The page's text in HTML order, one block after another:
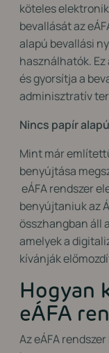
köteles
bevallását az
alapú bevallási
használhatók.
és gyorsítja a
adminisztratív
Nincs papír
Mint már
benyújtása
eÁFA rendszer
benyújtaniuk az
összhangban áll
amelyek a
kívánják
Hogyan
eÁFA
Az eÁFA